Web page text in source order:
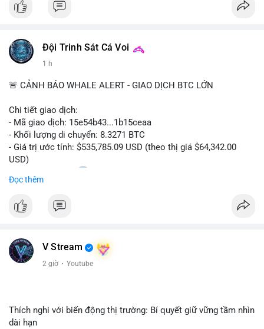
XRP và Ripple, ảnh hưởng đến tâm lý nhà đầu tư.
#ripple
📰 Nguồn: CoinDesk
Đội Trinh Sát Cá Voi
1 h
🚨 CẢNH BÁO WHALE ALERT - GIAO DỊCH BTC LỚN
Chi tiết giao dịch:
- Mã giao dịch: 15e54b43...1b15ceaa
- Khối lượng di chuyển: 8.3271 BTC
- Giá trị ước tính: $535,785.09 USD (theo thị giá $64,342.00
USD)
- Thời gian: 04:20
Nhận định phân tích: Giao dịch 8.3271 BTC trị giá hơn nửa triệu
USD được thực hiện trong khung giờ sáng sớm, cho thấy dấu
đủ tạo áp lực bán trực tiếp lên thị trường nhưng phản ánh tâm
lý thận trọng của cá voi. Nếu dòng tiền này hướng về ví sàn
của BTC.
Đọc thêm
V Stream
2 giờ · Youtube
Thích nghi với biến động thị trường: Bí quyết giữ vững tầm nhìn
dài hạn